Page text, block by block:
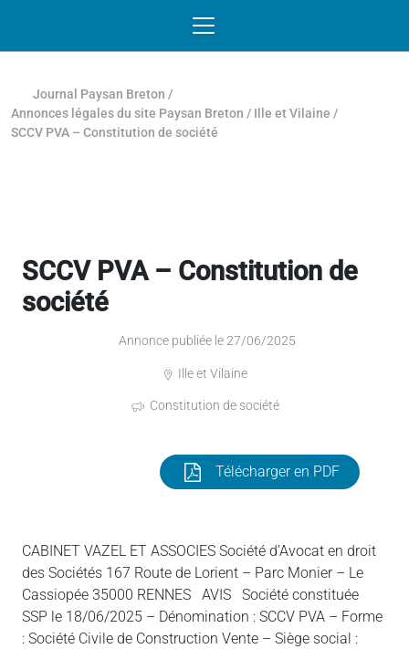
Journal Paysan Breton /
Annonces légales du site Paysan Breton / Ille et Vilaine /
SCCV PVA – Constitution de société
SCCV PVA – Constitution de
société
Annonce publiée le 27/06/2025
Ille et Vilaine
Constitution de société
Télécharger en PDF
CABINET VAZEL ET ASSOCIES Société d’Avocat en droit
des Sociétés 167 Route de Lorient – Parc Monier – Le
Cassiopée 35000 RENNES AVIS Société constituée
SSP le 18/06/2025 – Dénomination : SCCV PVA – Forme
: Société Civile de Construction Vente – Siège social :